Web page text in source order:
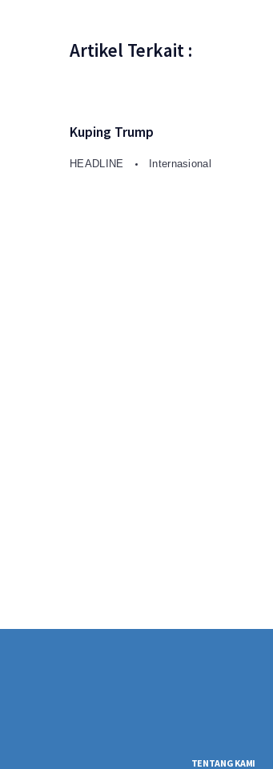
Artikel Terkait :
Kuping Trump
HEADLINE Internasional
TENTANG KAMI